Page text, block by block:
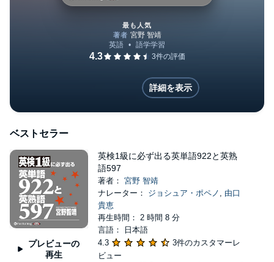
英検1級に必ず出る英単語922
最も人気
詳細を表示
ベストセラー
プレビューの
再生
英検1級に必ず出る英単語922と英熟
語597
著者： 宮野 智靖
ナレーター： ジョシュア・ポペノ , 由口
貴恵
再生時間： 2 時間 8 分
言語： 日本語
4.3
3件のカスタマーレ
ビュー